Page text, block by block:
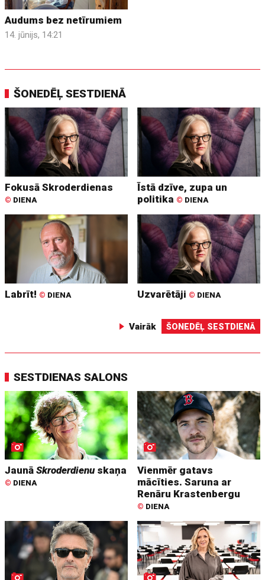
Audums bez netīrumiem
14. jūnijs, 14:21
ŠONEDĒĻ SESTDIENĀ
Fokusā Skroderdienas
© DIENA
Īstā dzīve, zupa un
politika © DIENA
Labrīt! © DIENA Uzvarētāji © DIENA
Vairāk ŠONEDĒĻ SESTDIENĀ
SESTDIENAS SALONS
JaunāSkroderdienuskaņa
© DIENA
Vienmēr gatavs
mācīties. Saruna ar
Renāru Krastenbergu
© DIENA